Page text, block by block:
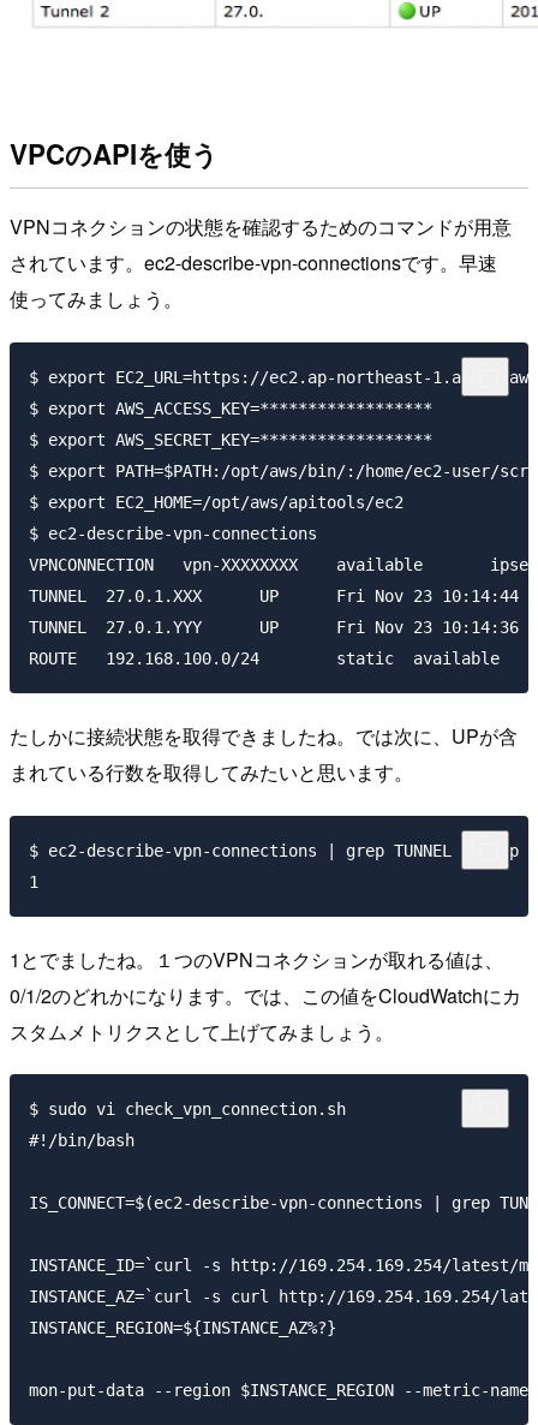
VPCのAPIを使う
VPNコネクションの状態を確認するためのコマンドが用意
されています。ec2-describe-vpn-connectionsです。早速
使ってみましょう。
$ export EC2_URL=https://ec2.ap-northeast-
$ export AWS_ACCESS_KEY=******************
$ export AWS_SECRET_KEY=******************
$ export PATH=$PATH:/opt/aws/bin/:/home/ec2-user/
$ export EC2_HOME=/opt/aws/apitools/ec2
$ ec2-describe-vpn-connections
VPNCONNECTION	vpn-XXXXXXXX	available	ipsec.1	cgw-XXXXXXXX	vgw-XXXXXXXX	true
TUNNEL	27.0.1.XXX	UP	Fri Nov 23 10:14:44 UTC 2012		0
TUNNEL	27.0.1.YYY	UP	Fri Nov 23 10:14:36 UTC 2012		0
たしかに接続状態を取得できましたね。では次に、UPが含
まれている行数を取得してみたいと思います。
$ ec2-describe-vpn-connections | grep TUNNEL | grep
1とでましたね。１つのVPNコネクションが取れる値は、
0/1/2のどれかになります。では、この値をCloudWatchにカ
スタムメトリクスとして上げてみましょう。
$ sudo vi check_vpn_connection.sh
#!/bin/bash
IS_CONNECT=$(ec2-describe-vpn-connections | grep
INSTANCE_ID=`curl -s http://169.254.169.254/latest/
INSTANCE_AZ=`curl -s curl http://169.254.169.254/
INSTANCE_REGION=${INSTANCE_AZ%?}